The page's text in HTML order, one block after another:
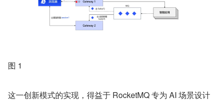
图 1
这一创新模式的实现，得益于 RocketMQ 专为 AI 场景设计